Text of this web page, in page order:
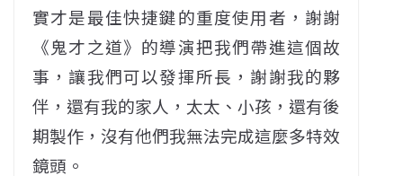
實才是最佳快捷鍵的重度使用者，謝謝
《鬼才之道》的導演把我們帶進這個故
事，讓我們可以發揮所長，謝謝我的夥
伴，還有我的家人，太太、小孩，還有後
期製作，沒有他們我無法完成這麼多特效
鏡頭。